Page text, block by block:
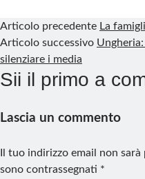
Articolo precedente La
Articolo successivo
silenziare i media
Sii il primo a
Lascia un commento
Il tuo indirizzo email non
sono contrassegnati *